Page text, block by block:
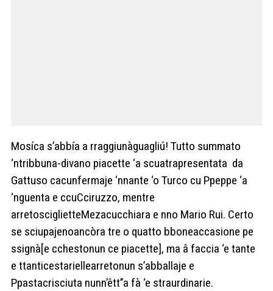
Mosíca s’abbía a rraggiunàguagliú! Tutto summato
‘ntribbuna-divano piacette ‘a scuatrapresentata da
Gattuso cacunfermaje ‘nnante ‘o Turco cu Ppeppe ‘a
‘nguenta e ccuCciruzzo, mentre
arretosciglietteMezacucchiara e nno Mario Rui. Certo
se sciupajenoancòra tre o quatto bboneaccasione pe
ssignà[e cchestonun ce piacette], ma â faccia ‘e tante
e ttanticestariellearretonun s’abballaje e
Ppastacrisciuta nunn’êtt’’a fà ‘e straurdinarie.